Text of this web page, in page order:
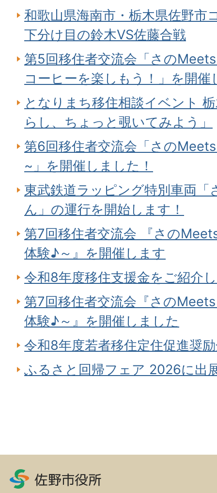
和歌山県海南市・栃木県佐野市
下分け目の鈴木VS佐藤合戦
第5回移住者交流会「さの
コーヒーを楽しもう！」を開催
となりまち移住相談イベント
らし、ちょっと覗いてみよう」
第6回移住者交流会「さの
~」を開催しました！
東武鉄道ラッピング特別車両
ん」の運行を開始します！
第7回移住者交流会 『さの
体験♪～』を開催します
令和8年度移住支援金をご紹介
第7回移住者交流会『さの
体験♪～』を開催しました
令和8年度若者移住定住促進奨
ふるさと回帰フェア 2026に出